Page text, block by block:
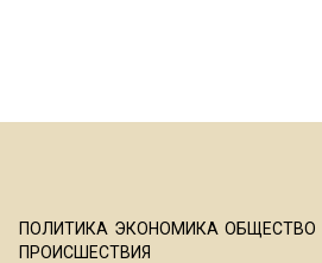
ПОЛИТИКА ЭКОНОМИКА ОБЩЕСТВО
ПРОИСШЕСТВИЯ